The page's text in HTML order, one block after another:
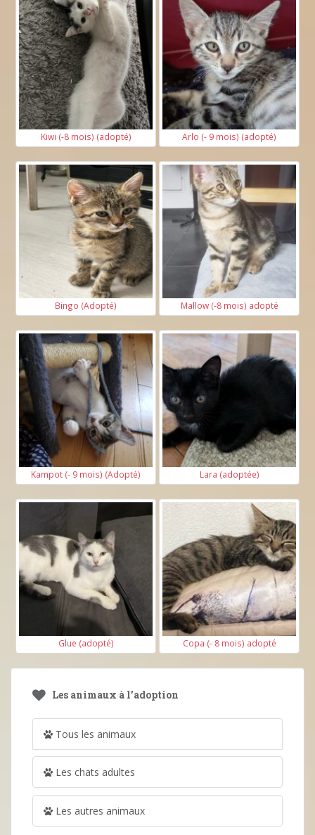
Kiwi (-8 mois) (adopté) Arlo (- 9 mois) (adopté)
Bingo (Adopté) Mallow (-8 mois) adopté
Kampot (- 9 mois) (Adopté) Lara (adoptée)
Glue (adopté) Copa (- 8 mois) adopté
Les animaux à l’adoption
Tous les animaux
Les chats adultes
Les autres animaux